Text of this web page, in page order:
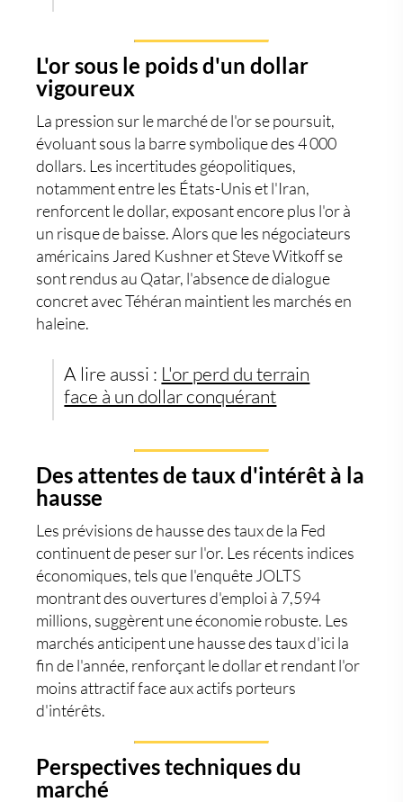
L'or sous le poids d'un dollar
vigoureux
La pression sur le marché de l'orse poursuit,
évoluant sous la barre symbolique des 4 000
dollars. Les incertitudes géopolitiques,
notamment entre les États-Unis et l'Iran,
renforcent le dollar, exposant encore plus l'or à
un risque de baisse. Alors que les négociateurs
américains Jared Kushner et Steve Witkoff se
sont rendus au Qatar, l'absence de dialogue
concret avec Téhéran maintient les marchés en
haleine.
A lire aussi : L'or perd du terrain
face à un dollar conquérant
Des attentes de taux d'intérêt à la
hausse
Les prévisions de hausse des taux de la Fed
continuent de peser sur l'or. Les récents indices
économiques, tels que l'enquête JOLTS
montrant des ouvertures d'emploi à 7,594
millions, suggèrent une économie robuste. Les
marchés anticipent une hausse des taux d'ici la
fin de l'année, renforçant le dollar et rendant l'or
moins attractif face aux actifs porteurs
d'intérêts.
Perspectives techniques du
marché